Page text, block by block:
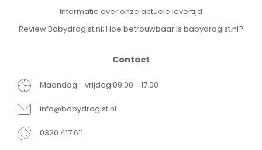
Informatie over onze actuele levertijd
Review Babydrogist.nl; Hoe betrouwbaar is babydrogist.nl?
Contact
Maandag - vrijdag 09.00 - 17.00
info@babydrogist.nl
0320 417 611